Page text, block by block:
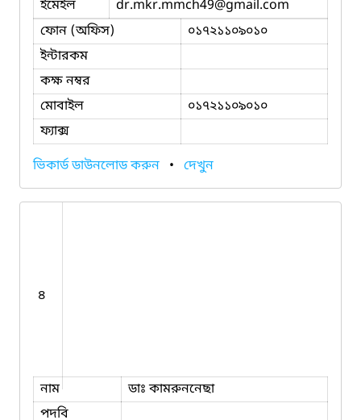
ইমেইল
dr.mkr.mmch49@gmail.com
ফোন (অফিস)
০১৭২১১০৯০১০
ইন্টারকম
কক্ষ নম্বর
মোবাইল
০১৭২১১০৯০১০
ফ্যাক্স
ভিকার্ড ডাউনলোড করুন • দেখুন
৪
নাম
ডাঃ কামরুননেছা
পদবি